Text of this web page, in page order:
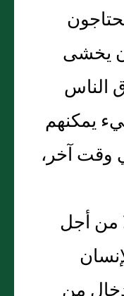
يخشى
الناس
يمكنهم
وقت آخر،
من أجل